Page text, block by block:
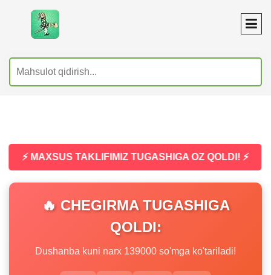
⚡ MAXSUS TAKLIFIMIZ TUGASHIGA OZ QOLDI! ⚡
🔥 CHEGIRMA TUGASHIGA
QOLDI:
Dushanba kuni narx 139000 so'mga ko'tariladi!